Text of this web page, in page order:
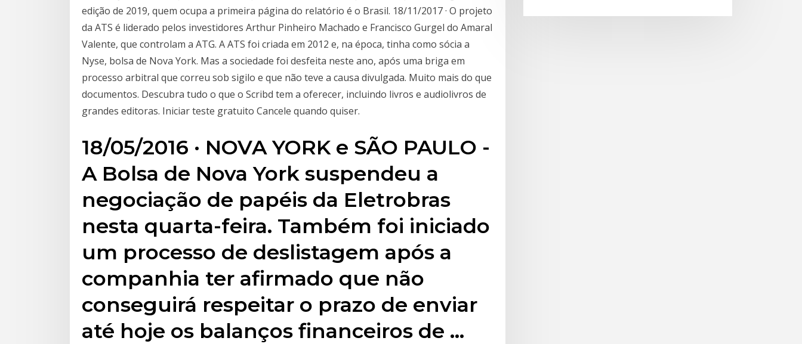
edição de 2019, quem ocupa a primeira página do relatório é o Brasil. 18/11/2017 · O projeto
da ATS é liderado pelos investidores Arthur Pinheiro Machado e Francisco Gurgel do Amaral
Valente, que controlam a ATG. A ATS foi criada em 2012 e, na época, tinha como sócia a
Nyse, bolsa de Nova York. Mas a sociedade foi desfeita neste ano, após uma briga em
processo arbitral que correu sob sigilo e que não teve a causa divulgada. Muito mais do que
documentos. Descubra tudo o que o Scribd tem a oferecer, incluindo livros e audiolivros de
grandes editoras. Iniciar teste gratuito Cancele quando quiser.
18/05/2016 · NOVA YORK e SÃO PAULO -
A Bolsa de Nova York suspendeu a
negociação de papéis da Eletrobras
nesta quarta-feira. Também foi iniciado
um processo de deslistagem após a
companhia ter afirmado que não
conseguirá respeitar o prazo de enviar
até hoje os balanços financeiros de …